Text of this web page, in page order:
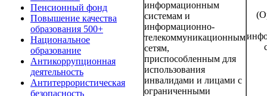
Пенсионный фонд
Повышение качества
образования 500+
Национальное
образование
Антикоррупционная
деятельность
Антитеррористическая
безопасность
информационным
системам и
информационно-
телекоммуникационным
сетям,
приспособленным для
использования
инвалидами и лицами с
ограниченными